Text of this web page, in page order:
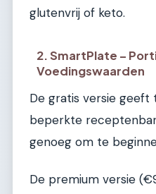
glutenvrij of keto.
2. SmartPlate –
Voedingswaarden
De gratis versie
beperkte
genoeg om te
De premium versie